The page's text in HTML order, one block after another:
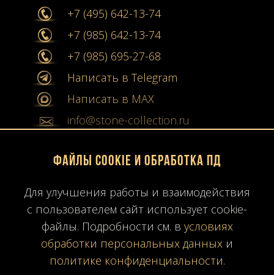
+7 (495) 642-13-74
+7 (985) 642-13-74
+7 (985) 695-27-68
Написать в Telegram
Написать в MAX
info@stone-collection.ru
Мы в социальных сетях:
Youtube
Карта сайта
Политика конфиденциальности
Файлы Cookie и обработка ПД
Для улучшения работы и взаимодействия
с пользователем сайт использует cookie-
файлы. Подробности см. в условиях
обработки персональных данных и
политике конфиденциальности.